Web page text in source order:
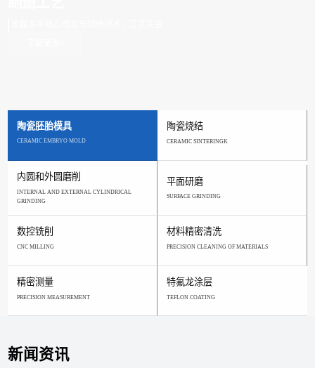
陶瓷胚胎模具
CERAMIC EMBRYO MOLD
陶瓷烧结
CERAMIC SINTERINGK
内圆和外圆磨削
INTERNAL AND EXTERNAL CYLINDRICAL
GRINDING
平面研磨
SURFACE GRINDING
数控铣削
CNC MILLING
材料精密清洗
PRECISION CLEANING OF MATERIALS
精密测量
PRECISION MEASUREMENT
特氟龙涂层
TEFLON COATING
新闻资讯